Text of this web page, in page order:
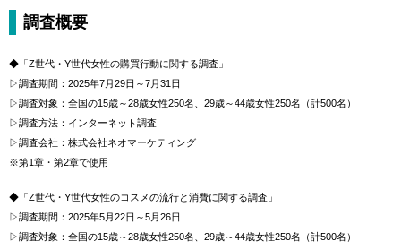
調査概要
◆「Z世代・Y世代女性の購買行動に関する調査」
▷調査期間：2025年7月29日～7月31日
▷調査対象：全国の15歳～28歳女性250名、29歳～44歳女性250名（計500名）
▷調査方法：インターネット調査
▷調査会社：株式会社ネオマーケティング
※第1章・第2章で使用
◆「Z世代・Y世代女性のコスメの流行と消費に関する調査」
▷調査期間：2025年5月22日～5月26日
▷調査対象：全国の15歳～28歳女性250名、29歳～44歳女性250名（計500名）